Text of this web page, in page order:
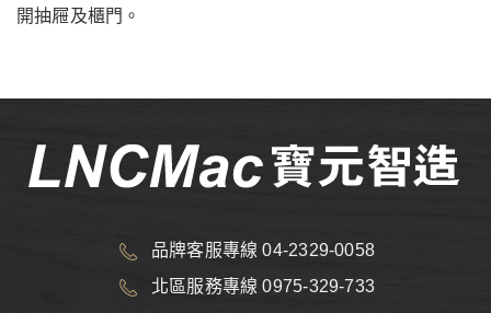
開抽屜及櫃門。
品牌客服專線 04-2329-0058
北區服務專線 0975-329-733